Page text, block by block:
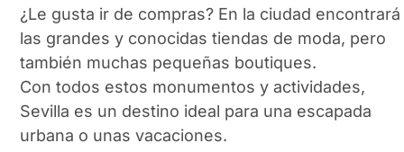
¿Le gusta ir de compras? En la ciudad encontrará
las grandes y conocidas tiendas de moda, pero
también muchas pequeñas boutiques.
Con todos estos monumentos y actividades,
Sevilla es un destino ideal para una escapada
urbana o unas vacaciones.